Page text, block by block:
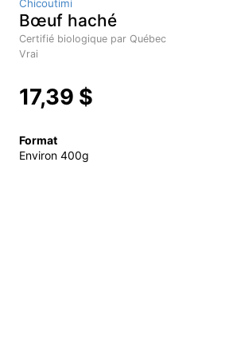
Chicoutimi
Bœuf haché
Certifié biologique par Québec
Vrai
17,39 $
Format
Environ 400g